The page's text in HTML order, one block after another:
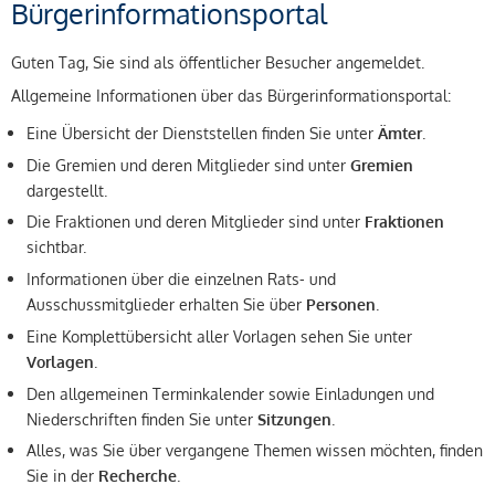
Bürgerinformationsportal
Guten Tag, Sie sind als öffentlicher Besucher angemeldet.
Allgemeine Informationen über das Bürgerinformationsportal:
Eine Übersicht der Dienststellen finden Sie unterÄmter.
Die Gremien und deren Mitglieder sind unterGremien
dargestellt.
Die Fraktionen und deren Mitglieder sind unter Fraktionen
sichtbar.
Informationen über die einzelnen Rats- und
Ausschussmitglieder erhalten Sie über Personen
Eine Komplettübersicht aller Vorlagen sehen Sie unter
Vorlagen
Den allgemeinen Terminkalender sowie Einladungen und
Niederschriften finden Sie unterSitzungen
Alles, was Sie über vergangene Themen wissen möchten, finden
Sie in der Recherche